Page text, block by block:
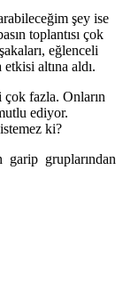
şey ise
toplantısı çok
eğlenceli
altına aldı.
fazla. Onların
ediyor.
ki?
gruplarından